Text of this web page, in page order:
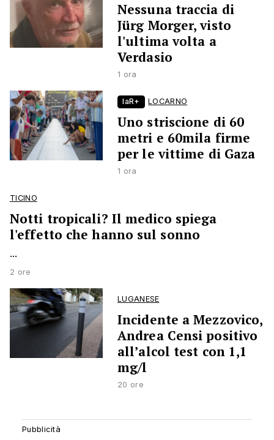
Nessuna traccia di
Jürg Morger, visto
l'ultima volta a
Verdasio
1 ora
laR+ LOCARNO
Uno striscione di 60
metri e 60mila firme
per le vittime di Gaza
1 ora
TICINO
Notti tropicali? Il medico spiega
l'effetto che hanno sul sonno
...
2 ore
LUGANESE
Incidente a Mezzovico,
Andrea Censi positivo
all’alcol test con 1,1
mg/l
20 ore